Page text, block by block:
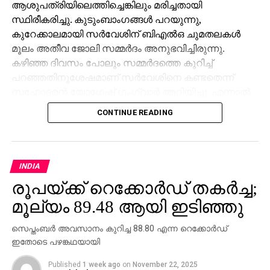
ചെലവഴിക്കാത്ത നിയമവകുപ്പാണ് പിന്നില്‍.
RELATED TOPICS:
UP NEXT
തോമസ് ചാണ്ടിയെ മന്ത്രിയാക്കാന്‍ എന്‍.സി.പി;
DON'T MISS
ആര്‍.എസ്.എസ് നേതൃത്വത്തിന്റെ പങ്ക്
ആശുപത്രിയിലെത്തിച്ചെങ്കിലും മരിച്ചതായി
സ്ഥിരീകരിച്ചു. കുടുംബാംഗങ്ങള്‍ പറയുന്നു,
കുറേക്കാലമായി സര്‍വേശിന് ബിഎല്‍ഒ ചുമതലകള്‍
മൂലം അതീവ ജോലി സമ്മര്‍ദം അനുഭവിച്ചിരുന്നു.
കഴിഞ്ഞ ദിവസം പോലും സമ്മര്‍ദത്തെ കുറിച്ച്
ജോലി സമ്മര്‍ദമാണ് മരണകാരണമെന്ന് കുടുംബം
ആരോപിച്ചിട്ടും അത് ജില്ലാ ഭരണകൂടം നിഷേധിച്ചു.
ജോലിസമ്മര്‍ദം കണ്ടെത്താനായിട്ടില്ലെന്നുമാണ്
എസ്ഡിഎം പ്രമോദ് കുമാര്‍ പറഞ്ഞത്. മരണവുമായി
ബന്ധപ്പെട്ട കൂടുതല്‍ റിപ്പോര്‍ട്ടുകള്‍ ശേഖരിക്കാനായി
അന്വേഷണം തുടരുകയാണ്.
CONTINUE READING
INDIA
രൂപയ്ക്ക് റെക്കോര്‍ഡ് തകര്‍ച്ച;
മൂല്യം 89.48 ആയി ഇടിഞ്ഞു
സെപ്തംബര്‍ അവസാനം കുറിച്ച 88.80 എന്ന റെക്കോര്‍ഡ്
ഇതോടെ പഴങ്കഥയായി
Published 1 week ago on November 22, 2025